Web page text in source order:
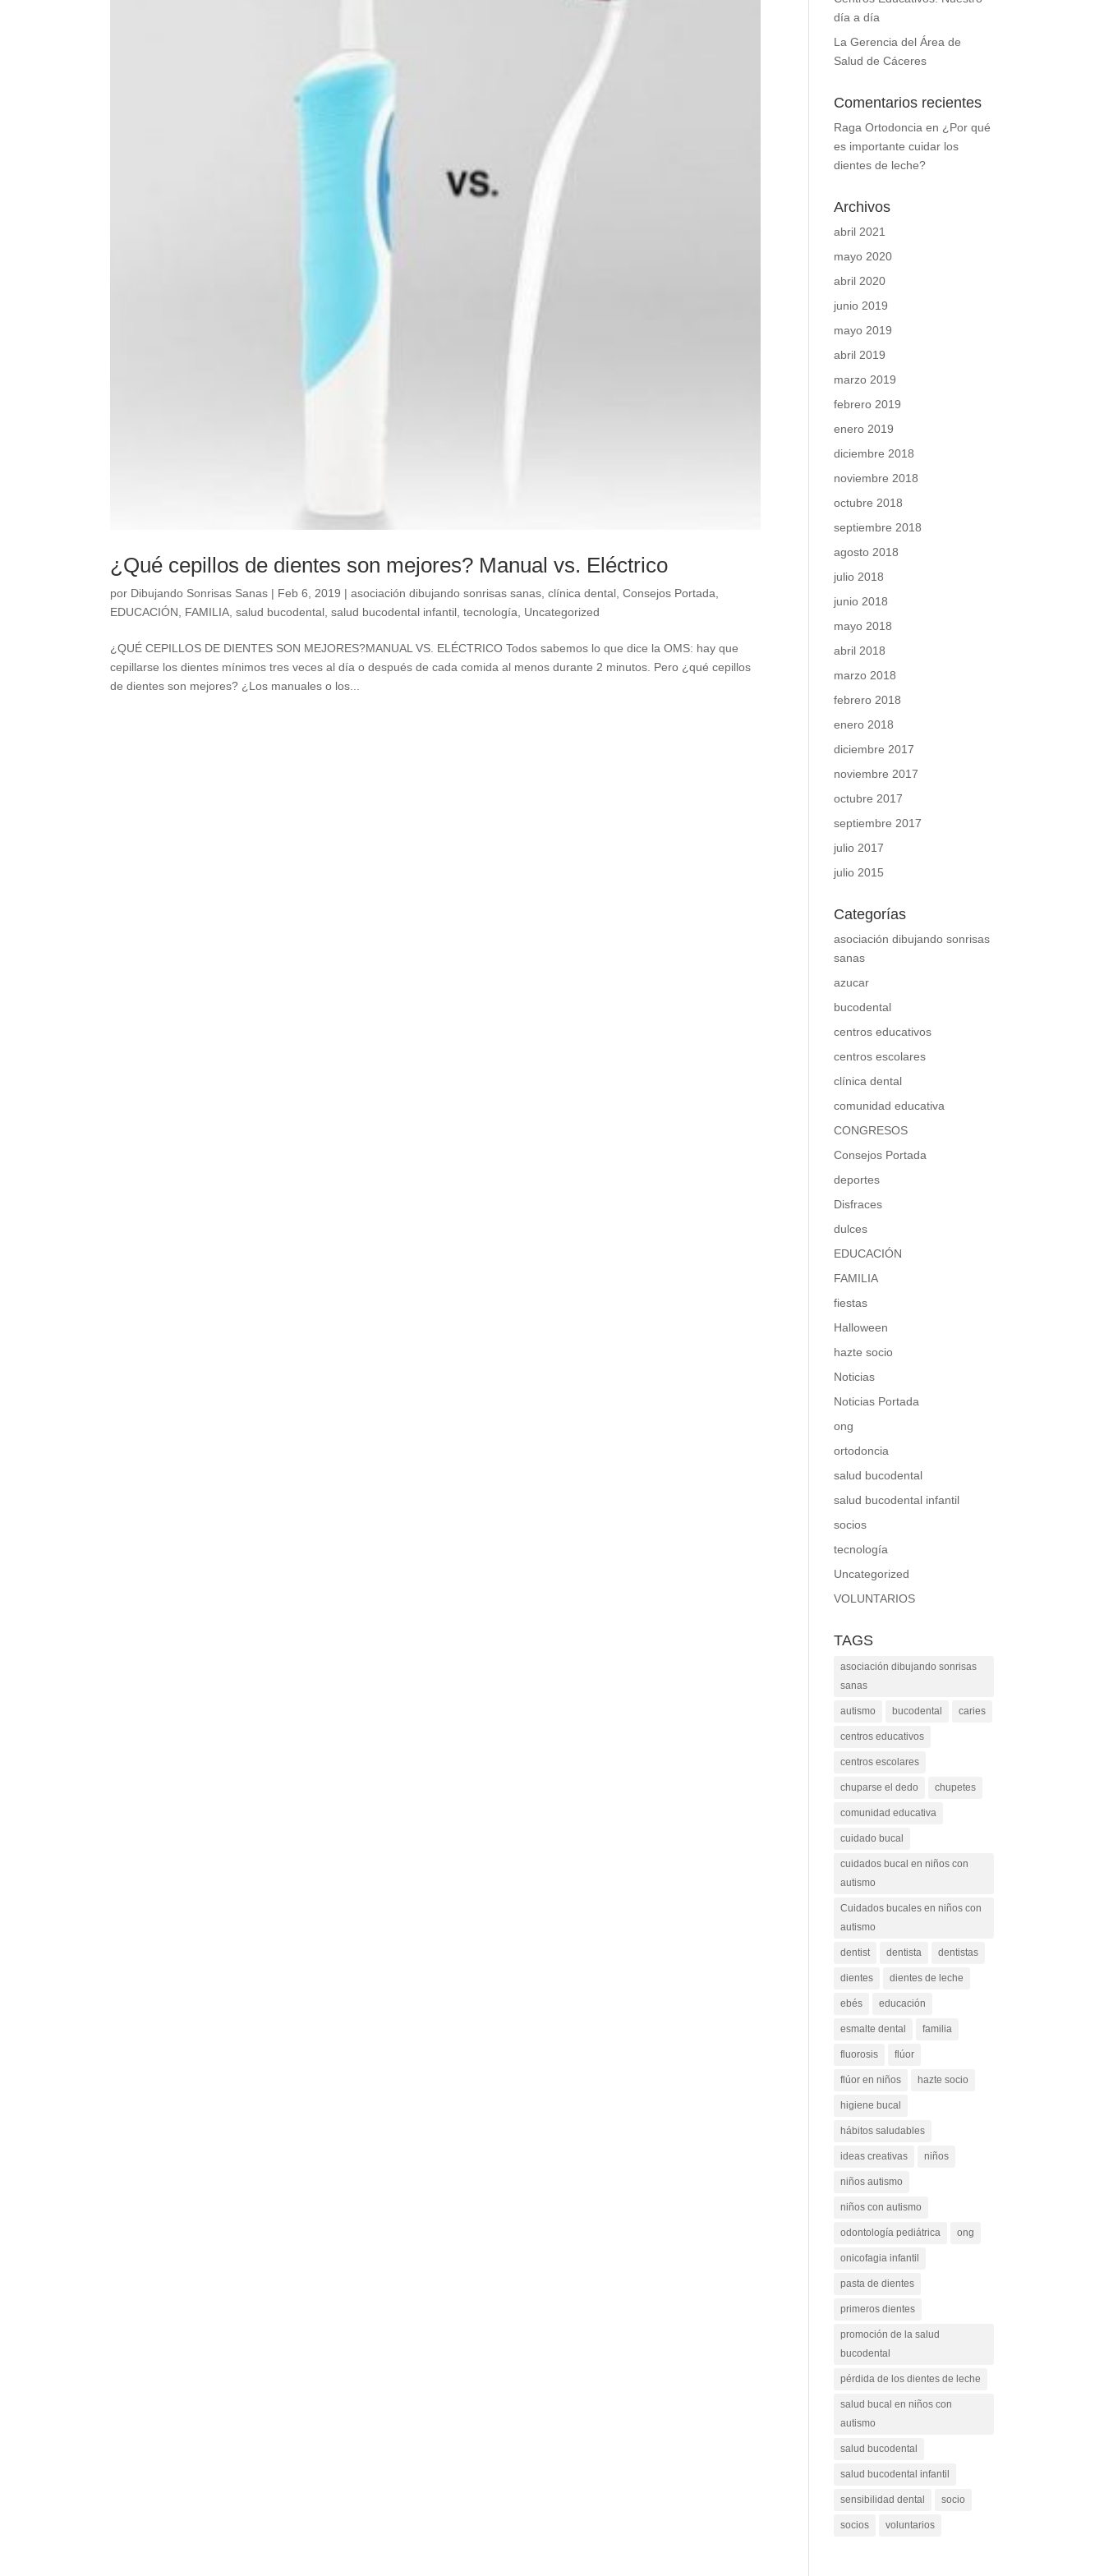
¿Qué cepillos de dientes son mejores? Manual vs. Eléctrico
por Dibujando Sonrisas Sanas | Feb 6, 2019 |asociación dibujando sonrisas sanas ,clínica dental ,Consejos Portada
EDUCACIÓN
FAMILIA ,salud bucodental ,salud bucodental infantil ,tecnología Uncategorized
¿QUÉ CEPILLOS DE DIENTES SON MEJORES?MANUAL VS. ELÉCTRICO Todos sabemos lo que dice la OMS: hay que
cepillarse los dientes mínimos tres veces al día o después de cada comida al menos durante 2 minutos. Pero ¿qué cepillos
de dientes son mejores? ¿Los manuales o los...
día a día
La Gerencia del Área de
Salud de Cáceres
Comentarios recientes
Raga Ortodoncia en ¿Por qué
es importante cuidar los
dientes de leche?
Archivos
abril 2021
mayo 2020
abril 2020
junio 2019
mayo 2019
abril 2019
marzo 2019
febrero 2019
enero 2019
diciembre 2018
noviembre 2018
octubre 2018
septiembre 2018
agosto 2018
julio 2018
junio 2018
mayo 2018
abril 2018
marzo 2018
febrero 2018
enero 2018
diciembre 2017
noviembre 2017
octubre 2017
septiembre 2017
julio 2017
julio 2015
Categorías
asociación dibujando sonrisas
sanas
azucar
bucodental
centros educativos
centros escolares
clínica dental
comunidad educativa
CONGRESOS
Consejos Portada
deportes
Disfraces
dulces
EDUCACIÓN
FAMILIA
fiestas
Halloween
hazte socio
Noticias
Noticias Portada
ong
ortodoncia
salud bucodental
salud bucodental infantil
socios
tecnología
Uncategorized
VOLUNTARIOS
TAGS
asociación dibujando sonrisas
sanas
autismo bucodental caries
centros educativos
centros escolares
chuparse el dedo chupetes
comunidad educativa
cuidado bucal
cuidados bucal en niños con
autismo
Cuidados bucales en niños con
autismo
dentist dentista dentistas
dientes dientes de leche
ebés educación
esmalte dental familia
fluorosis flúor
flúor en niños hazte socio
higiene bucal
hábitos saludables
ideas creativas niños
niños autismo
niños con autismo
odontología pediátrica ong
onicofagia infantil
pasta de dientes
primeros dientes
promoción de la salud
bucodental
pérdida de los dientes de leche
salud bucal en niños con
autismo
salud bucodental
salud bucodental infantil
sensibilidad dental socio
socios voluntarios